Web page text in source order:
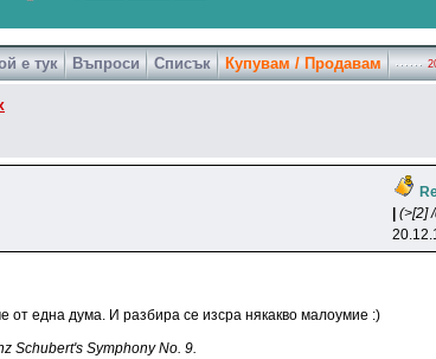
е тук Въпроси Списък Купувам / Продавам
(>[2]
от една дума. И разбира се изсра някакво малоумие :)
Schubert's Symphony No. 9.